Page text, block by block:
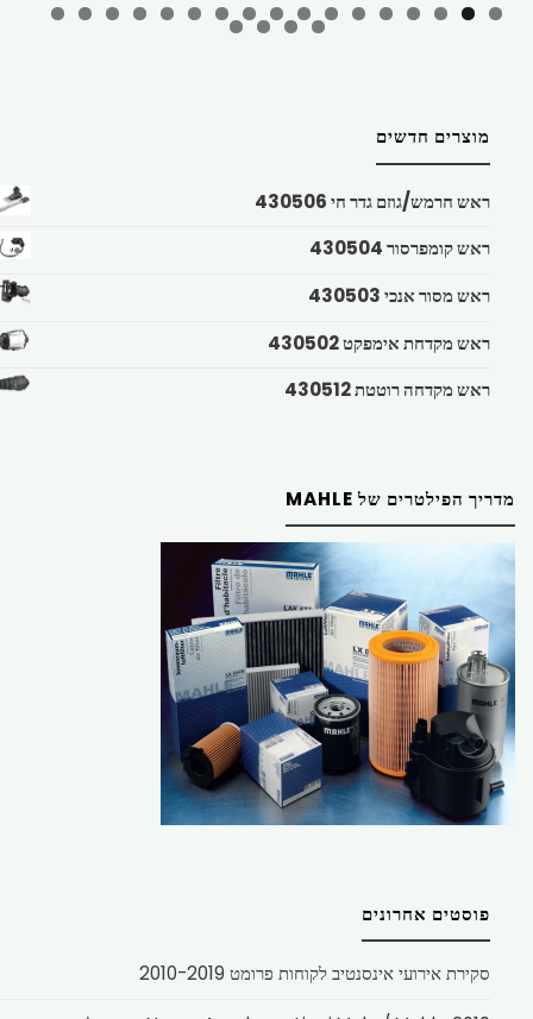
מוצרים חדשים
ראש חרמש/גוזם גדר חי 430506
ראש קומפרסור 430504
ראש מסור אנכי 430503
ראש מקדחת אימפקט 430502
ראש מקדחה רוטטת 430512
מדריך הפילטרים של MAHLE
פוסטים אחרונים
סקירת אירועי אינסנטיב לקוחות פרומט 2010-2019